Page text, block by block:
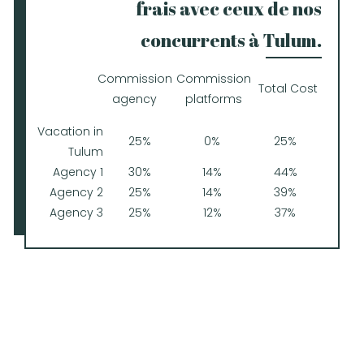
frais avec ceux de nos
concurrents à Tulum.
Commission
agency
Commission
platforms
Total Cost
Vacation in
Tulum
25% 0%
25%
Agency 1
30% 14%
44%
Agency 2
25% 14%
39%
Agency 3
25% 12% 37%